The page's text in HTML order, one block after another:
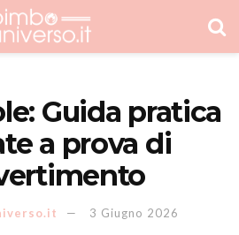
Guida pratica
a prova di
3 Giugno 2026